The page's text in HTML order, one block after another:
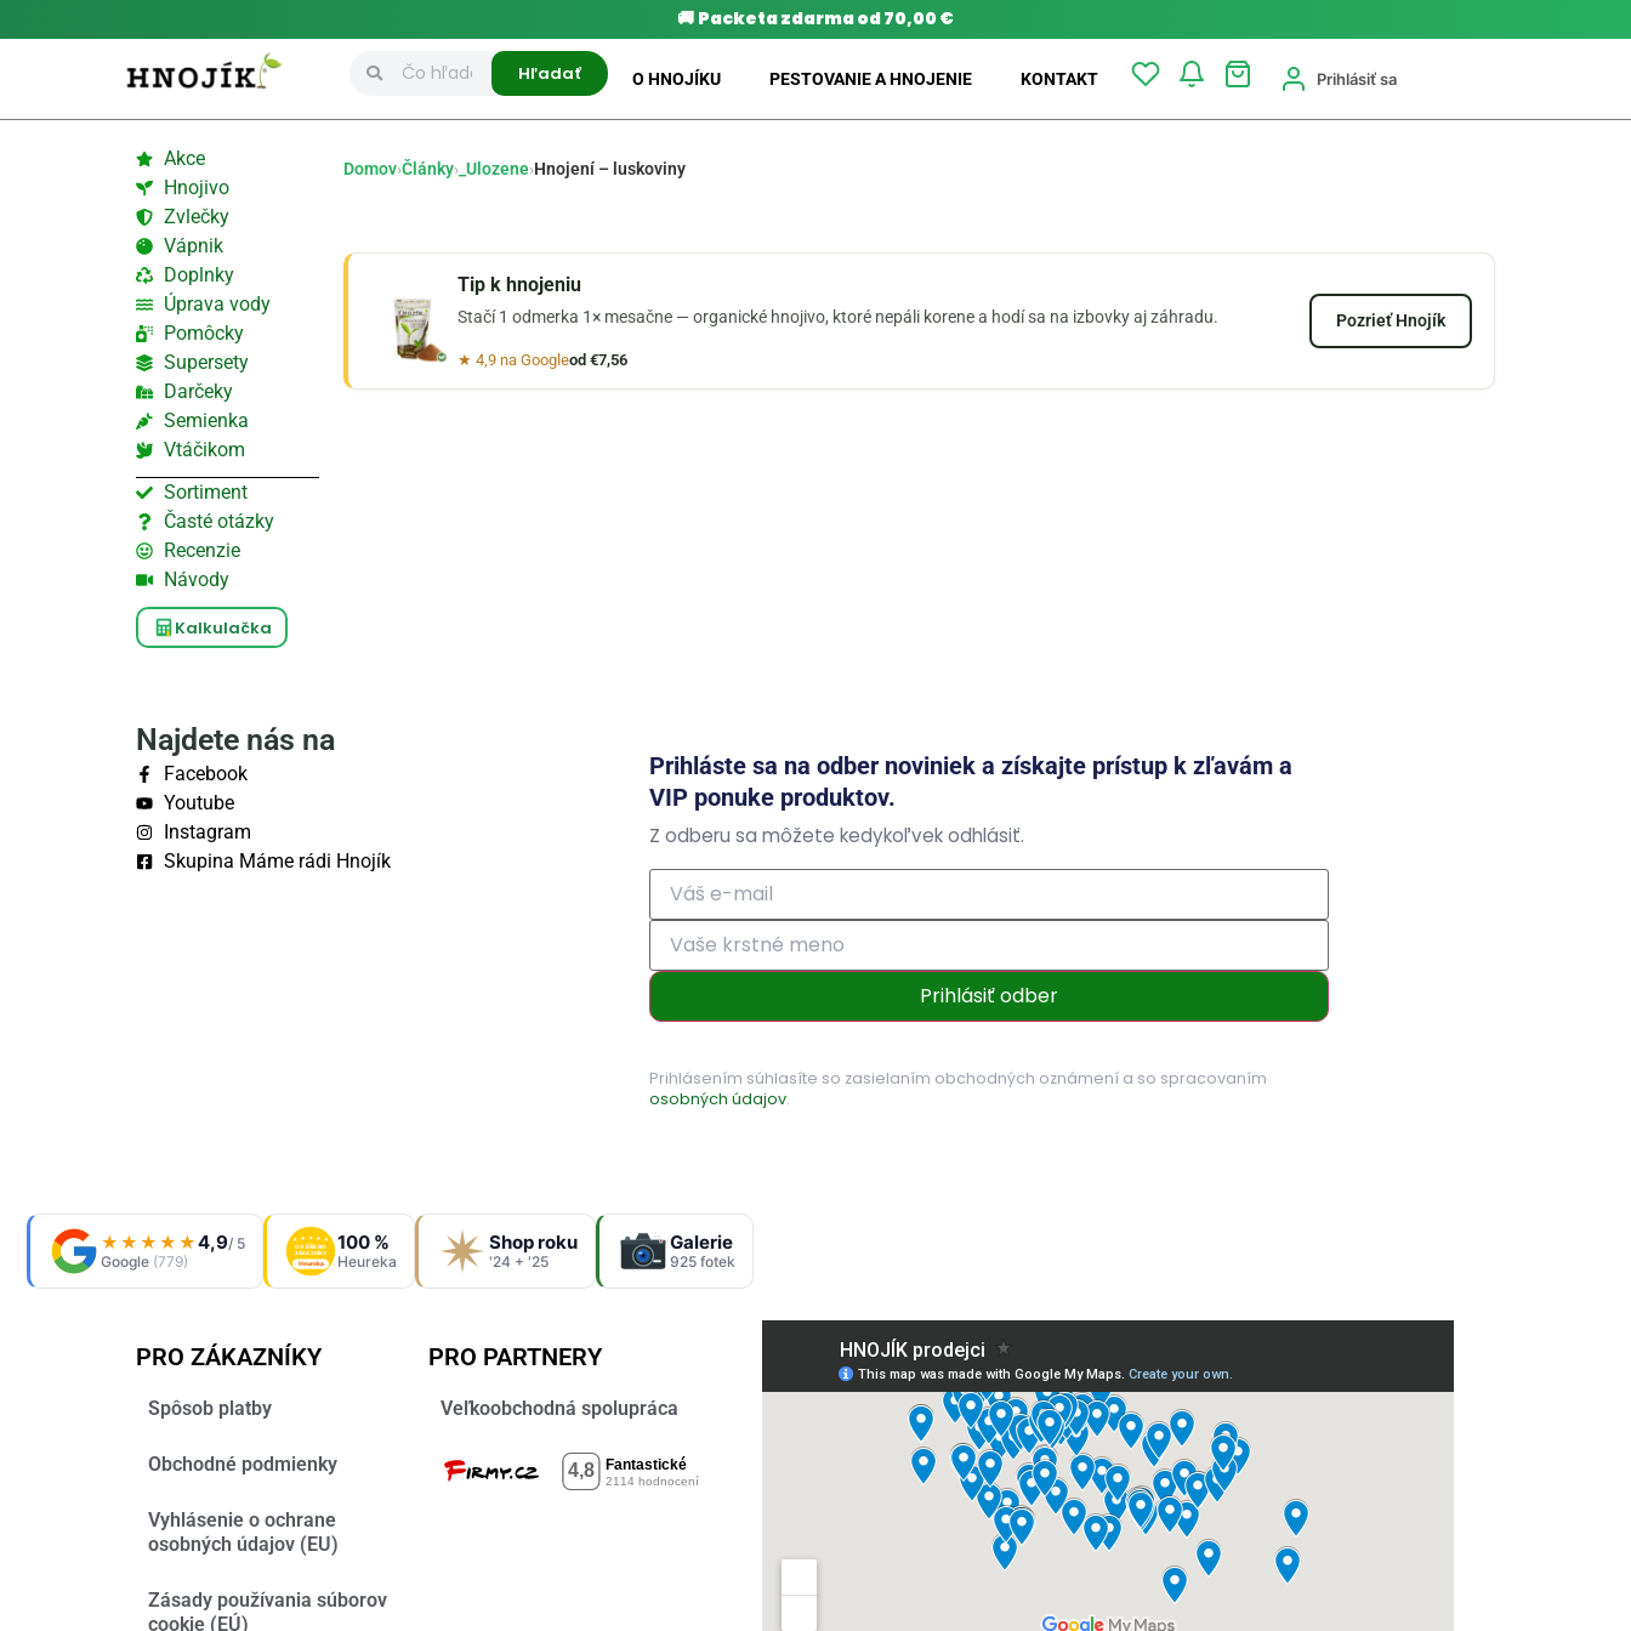
🚚 Packeta zdarma od 70,00 €
Hľadať O HNOJÍKU PESTOVANIE A HNOJENIE KONTAKT Prihlásiť sa
Akce
Hnojivo
Zvlečky
Vápnik
Doplnky
Úprava vody
Pomôcky
Supersety
Darčeky
Semienka
Vtáčikom
Sortiment
Časté otázky
Recenzie
Návody
Kalkulačka
Domov›Články› _Ulozene›Hnojení – luskoviny
Tip k hnojeniu
Stačí 1 odmerka 1× mesačne — organické hnojivo, ktoré nepáli korene a hodí sa na izbovky aj záhradu.
★ 4,9 na Googleod €7,56
Pozrieť Hnojík
Najdete nás na
Facebook
Youtube
Instagram
Skupina Máme rádi Hnojík
Prihláste sa na odber noviniek a získajte prístup k zľavám a
VIP ponuke produktov.
Z odberu sa môžete kedykoľvek odhlásiť.
Prihlásiť odber
Prihlásením súhlasíte so zasielaním obchodných oznámení a so spracovaním
osobných údajov.
★★★★★4,9/ 5
Google (779)
OVĚŘENO
ZÁKAZNÍKY
Heureka
100 %
Heureka
Shop roku
'24 + '25
Galerie
925 fotek
PRO ZÁKAZNÍKY
Spôsob platby
Obchodné podmienky
Vyhlásenie o ochrane
osobných údajov (EU)
Zásady používania súborov
cookie (EÚ)
PRO PARTNERY
Veľkoobchodná spolupráca